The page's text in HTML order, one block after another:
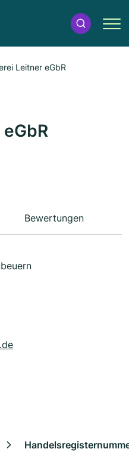
Leitner eGbR
Bewertungen